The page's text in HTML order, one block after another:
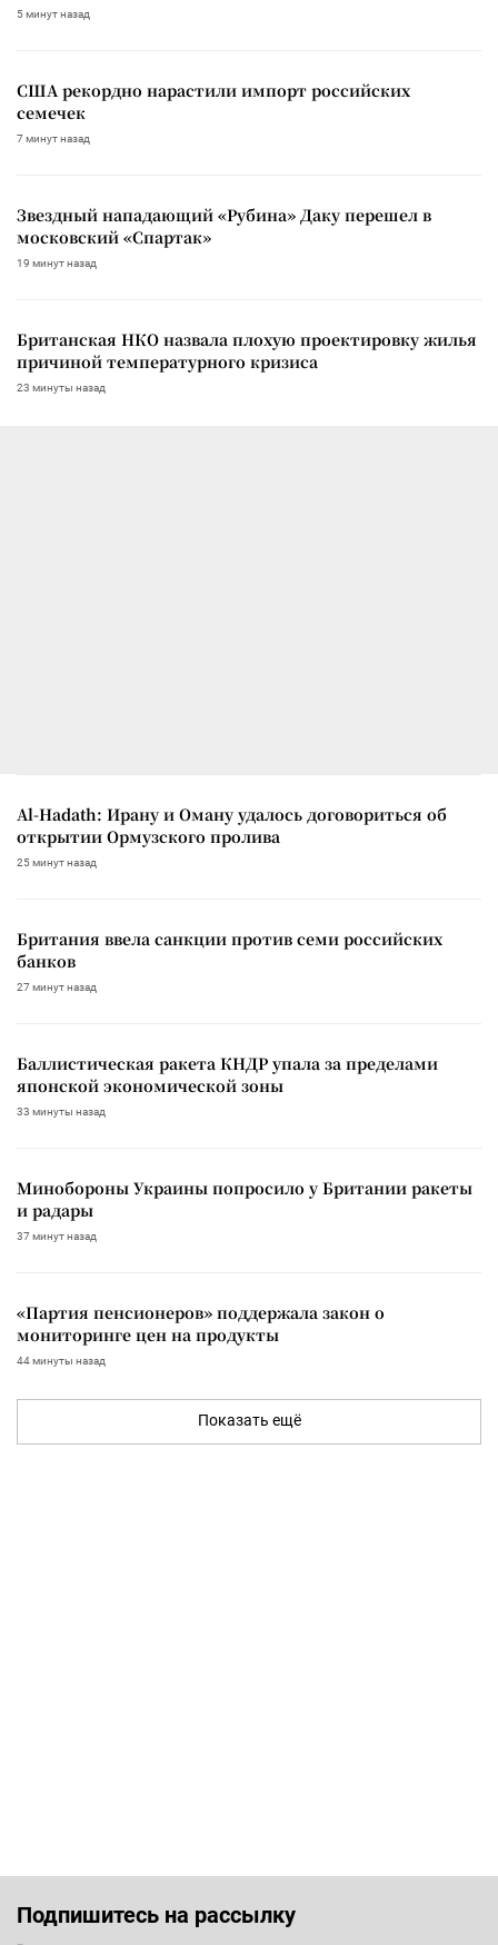
5 минут назад
США рекордно нарастили импорт российских
семечек
7 минут назад
Звездный нападающий «Рубина» Даку перешел в
московский «Спартак»
19 минут назад
Британская НКО назвала плохую проектировку жилья
причиной температурного кризиса
23 минуты назад
Al-Hadath: Ирану и Оману удалось договориться об
открытии Ормузского пролива
25 минут назад
Британия ввела санкции против семи российских
банков
27 минут назад
Баллистическая ракета КНДР упала за пределами
японской экономической зоны
33 минуты назад
Минобороны Украины попросило у Британии ракеты
и радары
37 минут назад
«Партия пенсионеров» поддержала закон о
мониторинге цен на продукты
44 минуты назад
Показать ещё
Подпишитесь на рассылку